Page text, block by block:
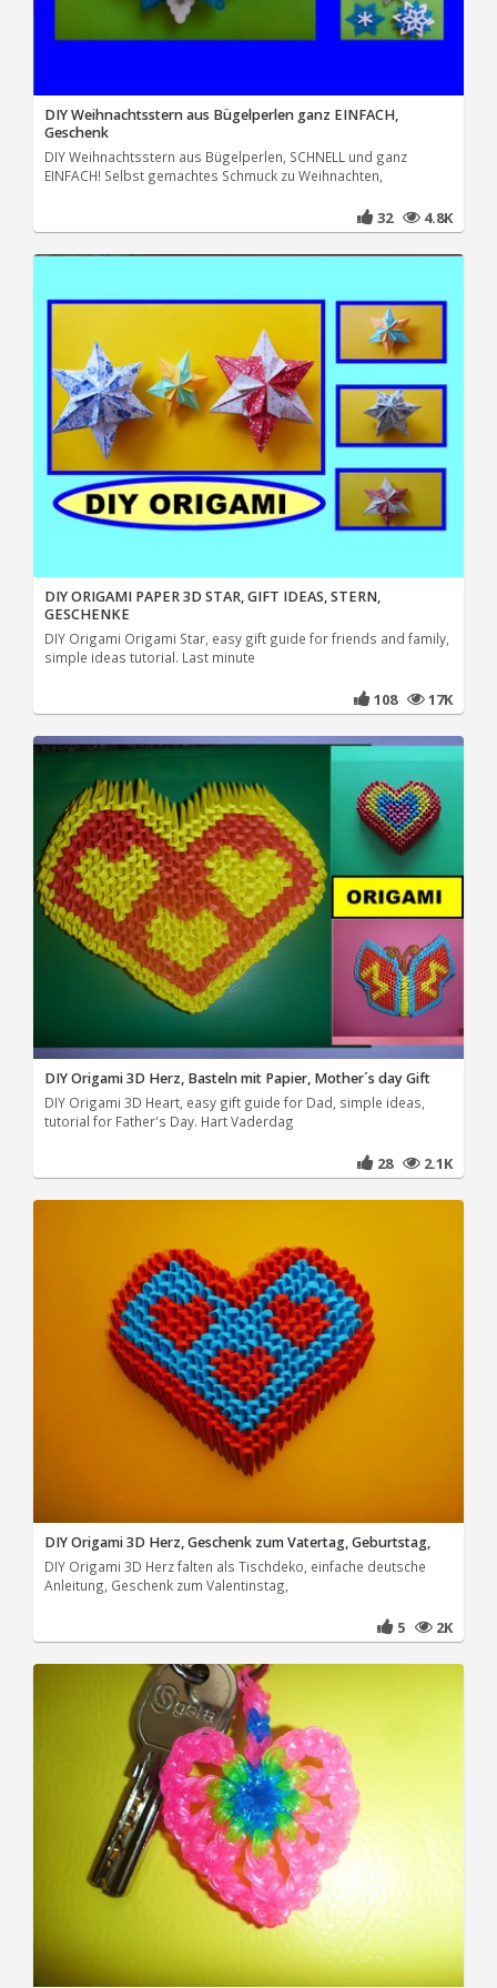
DIY Weihnachtsstern aus Bügelperlen ganz EINFACH,
Geschenk
DIY Weihnachtsstern aus Bügelperlen, SCHNELL und ganz
EINFACH! Selbst gemachtes Schmuck zu Weihnachten,
32 4.8K
DIY ORIGAMI PAPER 3D STAR, GIFT IDEAS, STERN,
GESCHENKE
DIY Origami Origami Star, easy gift guide for friends and family,
simple ideas tutorial. Last minute
108 17K
DIY Origami 3D Herz, Basteln mit Papier, Mother´s day Gift
DIY Origami 3D Heart, easy gift guide for Dad, simple ideas,
tutorial for Father's Day. Hart Vaderdag
28 2.1K
DIY Origami 3D Herz, Geschenk zum Vatertag, Geburtstag,
DIY Origami 3D Herz falten als Tischdeko, einfache deutsche
Anleitung, Geschenk zum Valentinstag,
5 2K